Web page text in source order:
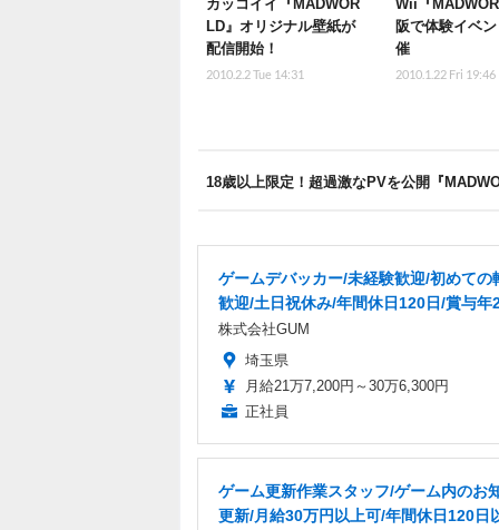
カッコイイ『MADWOR
LD』オリジナル壁紙が
配信開始！
2010.2.2 Tue 14:31
Wii『
阪で体験イベ
催
2010.1.22 Fri 19:46
18歳以上限定！超過激なPVを公開『
ゲームデバッカー/未経験歓迎/初めての
歓迎/土日祝休み/年間休日120日/賞与年
株式会社GUM
埼玉県
月給21万7,200円～30万6,300円
正社員
ゲーム更新作業スタッフ/ゲーム内のお
更新/月給30万円以上可/年間休日120日